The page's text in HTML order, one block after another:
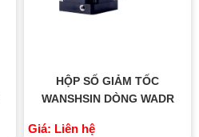
HỘP SỐ GIẢM TỐC
WANSHSIN DÒNG WADR
Giá: Liên hệ